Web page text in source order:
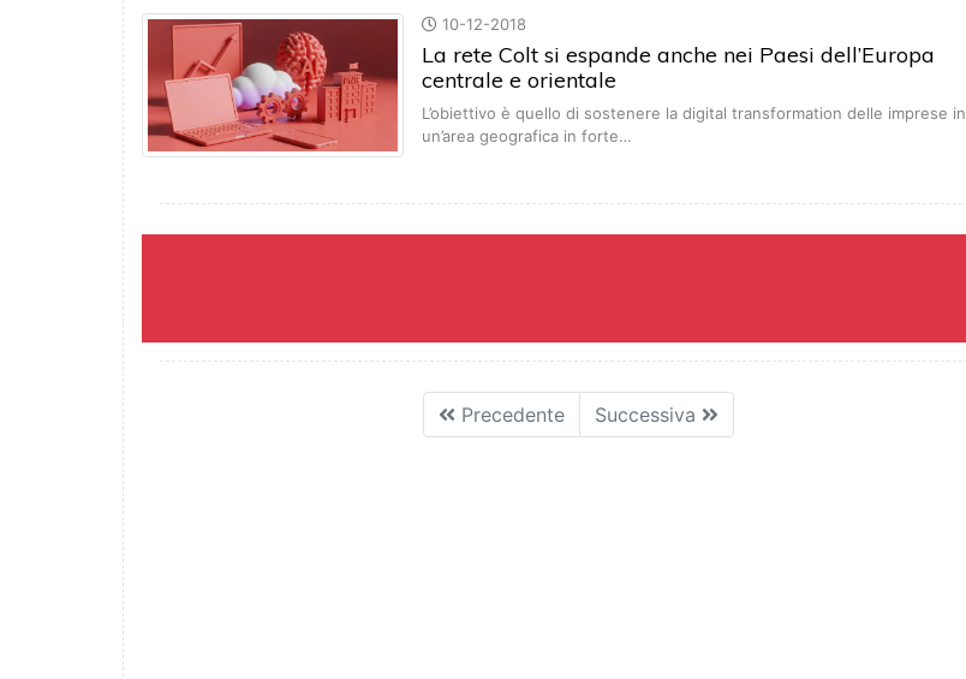
10-12-2018
La rete Colt si espande anche nei Paesi dell’Europa
centrale e orientale
L’obiettivo è quello di sostenere la digital transformation delle imprese in
un’area geografica in forte…
Precedente Successiva